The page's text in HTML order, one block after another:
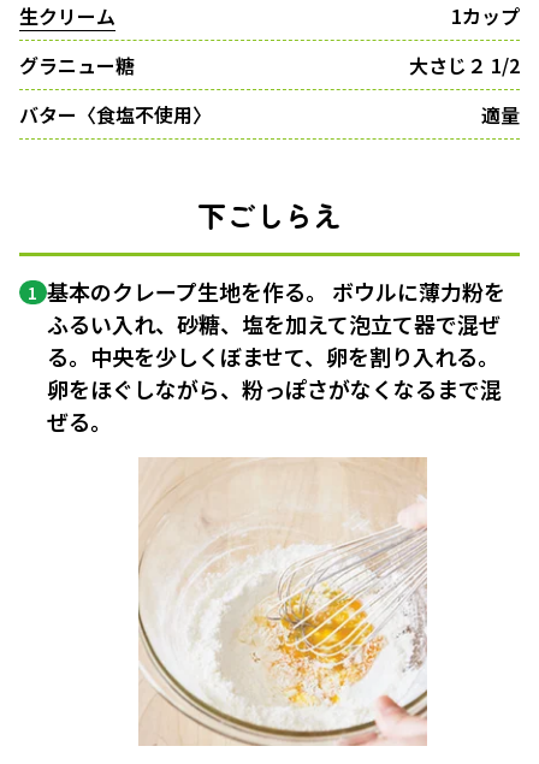
生クリーム
1カップ
グラニュー糖
大さじ２ 1/2
バター〈食塩不使用〉
適量
下ごしらえ
1 基本のクレープ生地を作る。 ボウルに薄力粉を
ふるい入れ、砂糖、塩を加えて泡立て器で混ぜ
る。中央を少しくぼませて、卵を割り入れる。
卵をほぐしながら、粉っぽさがなくなるまで混
ぜる。